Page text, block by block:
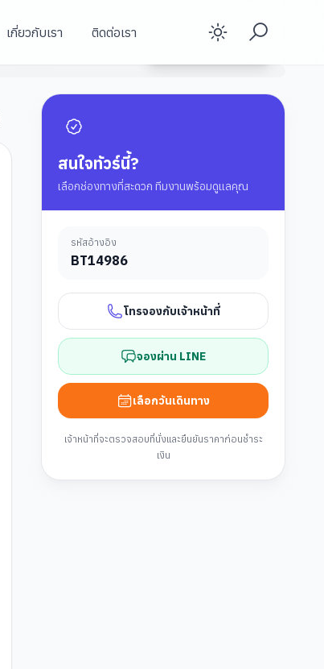
เกี่ยวกับเรา ติดต่อเรา Enable
สนใจทัวร์นี้?
เลือกช่องทางที่สะดวก ทีมงานพร้อมดูแลคุณ
รหัสอ้างอิง
BT14986
โทรจองกับเจ้าหน้าที่
จองผ่าน LINE
เลือกวันเดินทาง
เจ้าหน้าที่จะตรวจสอบที่นั่งและยืนยันราคาก่อนชำระ
เงิน